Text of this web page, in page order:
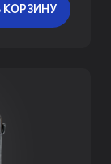
КОРЗИНУ